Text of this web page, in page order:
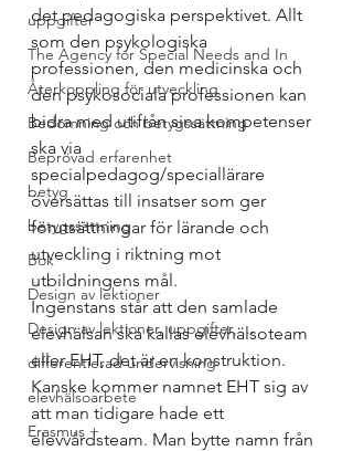
uppgifter
The Agency for Special Needs and In
Återkoppling för utveckling
Bedömning och betygssättning
Beprövad erfarenhet
betyg
betygssättning
Bok
Design av lektioner
Design av lektioner, uppgifter, ...
differentierad undervisning
elevhälsoarbete
Erasmus +
det pedagogiska perspektivet. Allt
som den psykologiska
professionen, den medicinska och
den psykosociala professionen kan
bidra med utifrån sina kompetenser
ska via
specialpedagog/speciallärare
översättas till insatser som ger
förutsättningar för lärande och
utveckling i riktning mot
utbildningens mål.
Ingenstans står att den samlade
elevhälsan ska kallas elevhälsoteam
eller EHT, det är en konstruktion.
Kanske kommer namnet EHT sig av
att man tidigare hade ett
elevvårdsteam. Man bytte namn från